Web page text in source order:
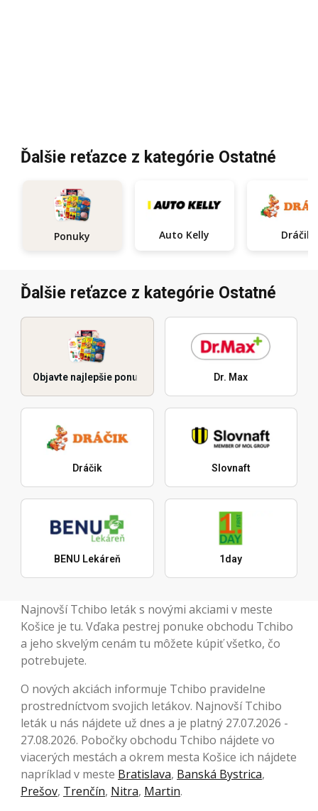
Ďalšie reťazce z kategórie Ostatné
Ponuky Auto Kelly Dráčik
Ďalšie reťazce z kategórie Ostatné
Objavte najlepšie ponuky Dr. Max
Dráčik Slovnaft
BENU Lekáreň 1day
Najnovší Tchibo leták s novými akciami v meste
Košice je tu. Vďaka pestrej ponuke obchodu Tchibo
a jeho skvelým cenám tu môžete kúpiť všetko, čo
potrebujete.
O nových akciách informuje Tchibo pravidelne
prostredníctvom svojich letákov. Najnovší Tchibo
leták u nás nájdete už dnes a je platný 27.07.2026 -
27.08.2026. Pobočky obchodu Tchibo nájdete vo
viacerých mestách a okrem mesta Košice ich nájdete
napríklad v meste Bratislava, Banská Bystrica,
Prešov, Trenčín, Nitra, Martin.